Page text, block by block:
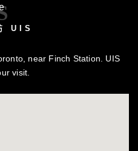
UIS
near Finch Station. UIS
visit.